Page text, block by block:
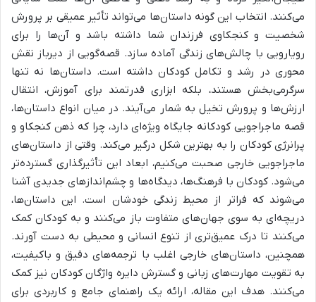
می‌کنند. انتخاب این گونه داستان‌ها می‌تواند تأثیر عمیقی بر پرورش
شخصیت و کنجکاوی فرزندان شما داشته باشد و آن‌ها را برای
رویارویی با چالش‌های زندگی آماده سازد. قصه‌گویی از دیرباز نقش
محوری در رشد و تکامل کودکان داشته است. داستان‌ها نه تنها
سرگرمی‌بخش هستند، بلکه ابزاری قدرتمند برای آموزش، انتقال
ارزش‌ها و پرورش تخیل به شمار می‌آیند. در میان انواع داستان‌ها،
قصه ماجراجویی کودکانه جایگاه ویژه‌ای دارد، چرا که ذهن کنجکاو و
پرانرژی کودکان را به بهترین شکل درگیر می‌کند. وقتی از داستان‌های
ماجراجویی خارجی صحبت می‌کنیم، ابعاد این تأثیرگذاری گسترده‌تر
می‌شود. کودکان با فرهنگ‌ها، دیدگاه‌ها و چشم‌اندازهای جدیدی آشنا
می‌شوند که فراتر از محیط زندگی خودشان است. این داستان‌ها،
دریچه‌ای به سوی جهان‌های متفاوت باز می‌کنند و به کودکان کمک
می‌کنند تا درک عمیق‌تری از تنوع انسانی و محیطی به دست آورند.
همچنین، داستان‌های خارجی اغلب با ترجمه‌های دقیق و باکیفیت،
به تقویت مهارت‌های زبانی و گسترش دایره واژگان کودکان نیز کمک
می‌کنند. هدف این مقاله، ارائه یک راهنمای جامع و کاربردی برای